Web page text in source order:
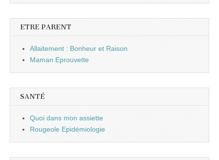
ETRE PARENT
Allaitement : Bonheur et Raison
Maman Eprouvette
SANTÉ
Quoi dans mon assiette
Rougeole Epidémiologie